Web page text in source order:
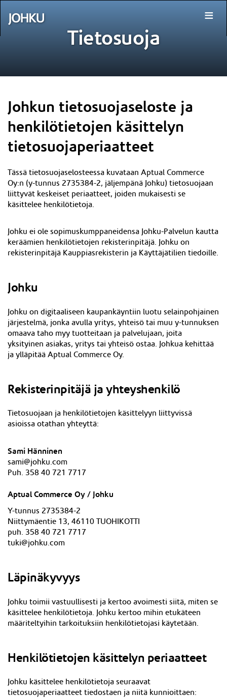
≡
Tietosuoja
Johkun tietosuojaseloste ja
henkilötietojen käsittelyn
tietosuojaperiaatteet
Tässä tietosuojaselosteessa kuvataan Aptual Commerce
Oy:n (y-tunnus 2735384-2, jäljempänä Johku) tietosuojaan
liittyvät keskeiset periaatteet, joiden mukaisesti se
käsittelee henkilötietoja.
Johku ei ole sopimuskumppaneidensa Johku-Palvelun kautta
keräämien henkilötietojen rekisterinpitäjä. Johku on
rekisterinpitäjä Kauppiasrekisterin ja Käyttäjätilien tiedoille.
Johku
Johku on digitaaliseen kaupankäyntiin luotu selainpohjainen
järjestelmä, jonka avulla yritys, yhteisö tai muu y-tunnuksen
omaava taho myy tuotteitaan ja palvelujaan, joita
yksityinen asiakas, yritys tai yhteisö ostaa. Johkua kehittää
ja ylläpitää Aptual Commerce Oy.
Rekisterinpitäjä ja yhteyshenkilö
Tietosuojaan ja henkilötietojen käsittelyyn liittyvissä
asioissa otathan yhteyttä:
Sami Hänninen
sami@johku.com
Puh. 358 40 721 7717
Aptual Commerce Oy / Johku
Y-tunnus 2735384-2
Niittymäentie 13, 46110 TUOHIKOTTI
puh. 358 40 721 7717
tuki@johku.com
Läpinäkyvyys
Johku toimii vastuullisesti ja kertoo avoimesti siitä, miten se
käsittelee henkilötietoja. Johku kertoo mihin etukäteen
määriteltyihin tarkoituksiin henkilötietojasi käytetään.
Henkilötietojen käsittelyn periaatteet
Johku käsittelee henkilötietoja seuraavat
tietosuojaperiaatteet tiedostaen ja niitä kunnioittaen: